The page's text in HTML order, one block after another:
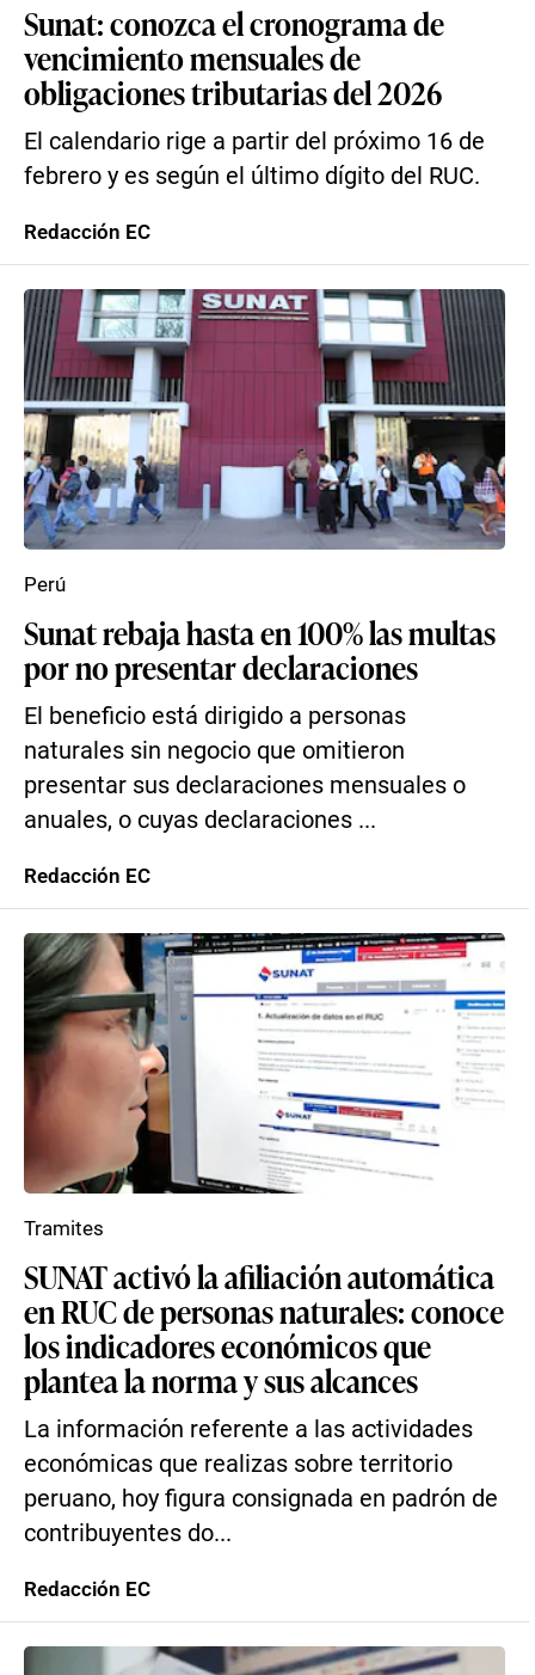
Sunat: conozca el cronograma de
vencimiento mensuales de
obligaciones tributarias del 2026
El calendario rige a partir del próximo 16 de
febrero y es según el último dígito del RUC.
Redacción EC
Sunat rebaja hasta en 100% las multas
por no presentar declaraciones
El beneficio está dirigido a personas
naturales sin negocio que omitieron
presentar sus declaraciones mensuales o
anuales, o cuyas declaraciones ...
Perú
Redacción EC
SUNAT activó la afiliación automática
en RUC de personas naturales: conoce
los indicadores económicos que
plantea la norma y sus alcances
La información referente a las actividades
económicas que realizas sobre territorio
peruano, hoy figura consignada en padrón de
contribuyentes do...
Tramites
Redacción EC